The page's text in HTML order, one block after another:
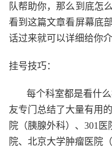
队帮助你，那么到底怎
看到这篇文章看屏幕底
话过来就可以详细给你介
挂号技巧：
每个科室都是看什
友专门总结了大量有用
院（胰腺外科）、301
院、北京大学肿瘤医院